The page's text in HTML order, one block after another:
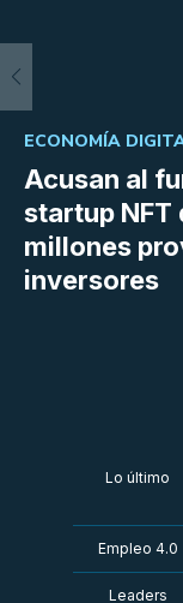
Acusan al
startup NFT
millones
inversores
ECONOMÍA
Lo último
Empleo 4.0
Leaders